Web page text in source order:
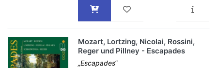
Mozart, Lortzing, Nicolai, Rossini,
Reger und Pillney - Escapades
„Escapades“